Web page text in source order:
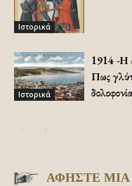
Ιστορικά
Ιστορικά
1914 -Η
Πως
ΑΦΗΣΤΕ